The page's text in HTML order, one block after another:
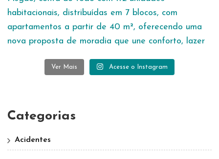
Ver Mais Acesse o Instagram
Categorias
Acidentes